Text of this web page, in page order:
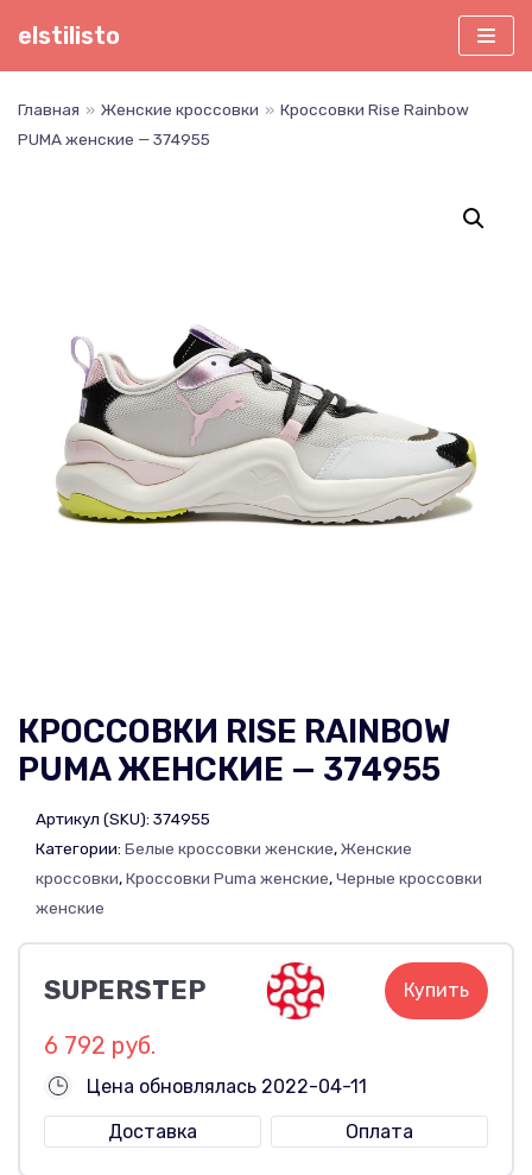
Перейти
elstilisto
Главная » Женские кроссовки » Кроссовки Rise Rainbow
PUMA женские — 374955
КРОССОВКИ RISE RAINBOW
PUMA ЖЕНСКИЕ — 374955
Артикул (SKU): 374955
Категории: Белые кроссовки женские,Женские
кроссовки,Кроссовки Puma женские,Черные кроссовки
женские
SUPERSTEP Купить
6 792 руб.
Цена обновлялась 2022-04-11
Доставка
Оплата